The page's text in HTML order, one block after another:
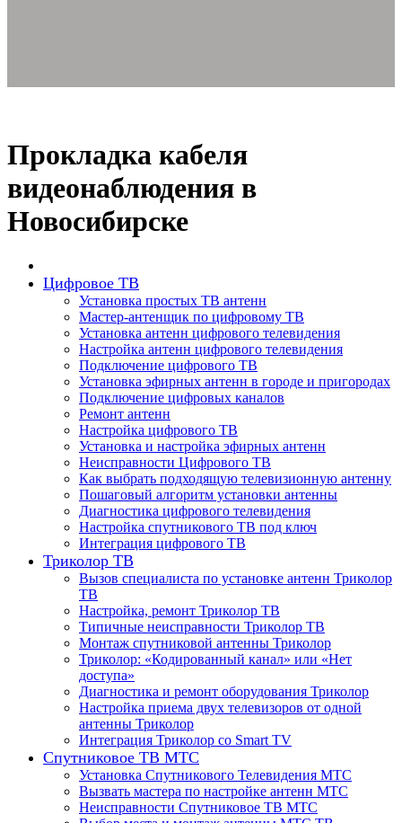
Прокладка кабеля
видеонаблюдения в
Новосибирске
Цифровое ТВ
Установка простых ТВ антенн
Мастер-антенщик по цифровому ТВ
Установка антенн цифрового телевидения
Настройка антенн цифрового телевидения
Подключение цифрового ТВ
Установка эфирных антенн в городе и пригородах
Подключение цифровых каналов
Ремонт антенн
Настройка цифрового ТВ
Установка и настройка эфирных антенн
Неисправности Цифрового ТВ
Как выбрать подходящую телевизионную антенну
Пошаговый алгоритм установки антенны
Диагностика цифрового телевидения
Настройка спутникового ТВ под ключ
Интеграция цифрового ТВ
Триколор ТВ
Вызов специалиста по установке антенн Триколор
ТВ
Настройка, ремонт Триколор ТВ
Типичные неисправности Триколор ТВ
Монтаж спутниковой антенны Триколор
Триколор: «Кодированный канал» или «Нет
доступа»
Диагностика и ремонт оборудования Триколор
Настройка приема двух телевизоров от одной
антенны Триколор
Интеграция Триколор со Smart TV
Спутниковое ТВ МТС
Установка Спутникового Телевидения МТС
Вызвать мастера по настройке антенн МТС
Неисправности Спутниковое ТВ МТС